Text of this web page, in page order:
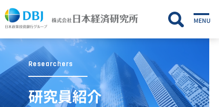
MENU
Researchers
研究員紹介